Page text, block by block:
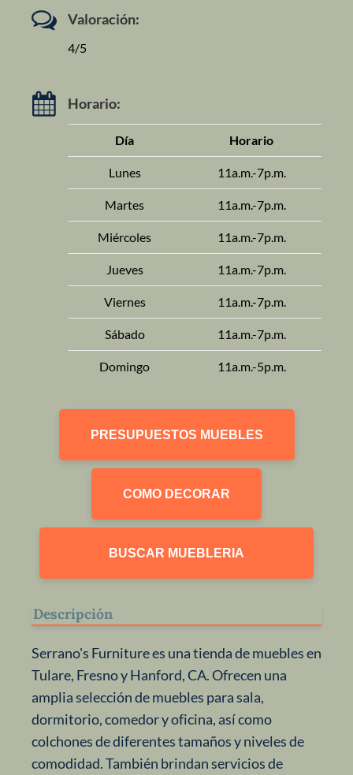
Valoración:
4/5
Horario:
Día Horario
Lunes 11a.m.-7p.m.
Martes 11a.m.-7p.m.
Miércoles 11a.m.-7p.m.
Jueves 11a.m.-7p.m.
Viernes 11a.m.-7p.m.
Sábado 11a.m.-7p.m.
Domingo 11a.m.-5p.m.
PRESUPUESTOS MUEBLES
COMO DECORAR
BUSCAR MUEBLERIA
Descripción
Serrano's Furniture es una tienda de muebles en
Tulare, Fresno y Hanford, CA. Ofrecen una
amplia selección de muebles para sala,
dormitorio, comedor y oficina, así como
colchones de diferentes tamaños y niveles de
comodidad. También brindan servicios de